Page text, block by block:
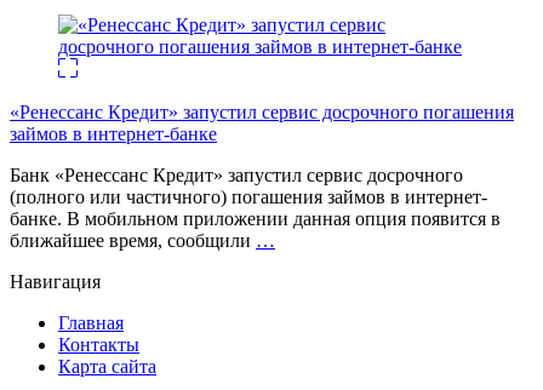
«Ренессанс Кредит» запустил сервис досрочного погашения
займов в интернет-банке
Банк «Ренессанс Кредит» запустил сервис досрочного
(полного или частичного) погашения займов в интернет-
банке. В мобильном приложении данная опция появится в
ближайшее время, сообщили …
Навигация
Главная
Контакты
Карта сайта